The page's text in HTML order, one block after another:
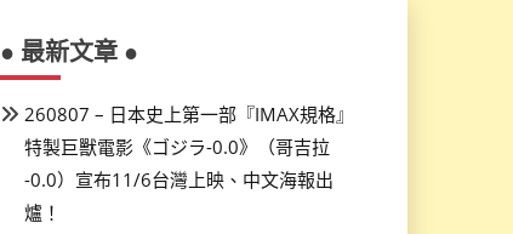
● 最新文章 ●
260807 – 日本史上第一部『IMAX規格』
特製巨獸電影《ゴジラ-0.0》（哥吉拉
-0.0）宣布11/6台灣上映、中文海報出
爐！